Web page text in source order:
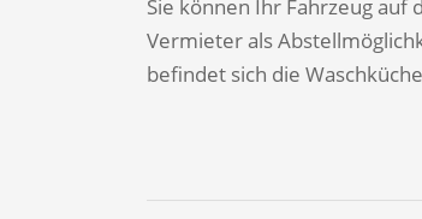
Sie können Ihr Fahrzeug
Vermieter als
befindet sich die